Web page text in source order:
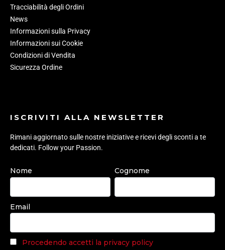
Tracciabilità degli Ordini
News
Informazioni sulla Privacy
Informazioni sui Cookie
Condizioni di Vendita
Sicurezza Ordine
ISCRIVITI ALLA NEWSLETTER
Rimani aggiornato sulle nostre iniziative e ricevi degli sconti a te
dedicati. Follow your Passion.
Nome Cognome
Email
Procedendo accetti la privacy policy